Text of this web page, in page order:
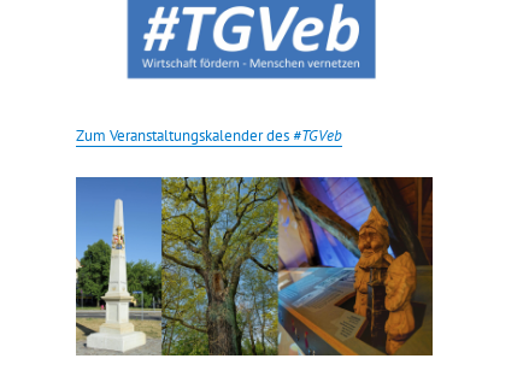
Zum Veranstaltungskalender des #TGVeb